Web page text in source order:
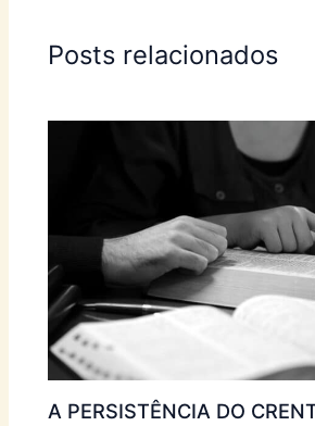
Posts relacionados
A PERSISTÊNCIA DO